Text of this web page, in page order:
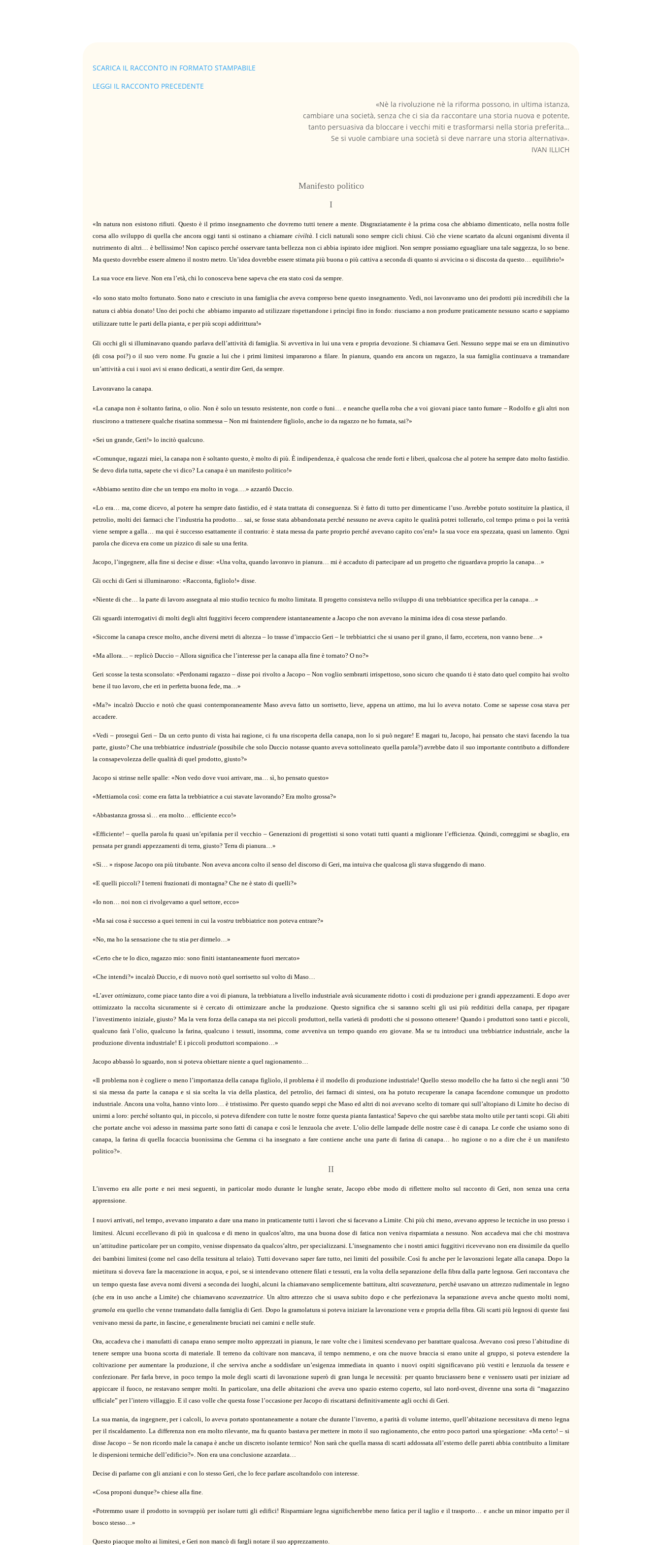
SCARICA IL RACCONTO IN FORMATO STAMPABILE
LEGGI IL RACCONTO PRECEDENTE
«Nè la rivoluzione nè la riforma possono, in ultima istanza,
cambiare una società, senza che ci sia da raccontare una storia nuova e potente,
tanto persuasiva da bloccare i vecchi miti e trasformarsi nella storia preferita…
Se si vuole cambiare una società si deve narrare una storia alternativa».
IVAN ILLICH
Manifesto politico
I
«In natura non esistono rifiuti. Questo è il primo insegnamento che dovremo tutti tenere a mente. Disgraziatamente è la prima cosa che abbiamo dimenticato, nella nostra folle
corsa allo sviluppo di quella che ancora oggi tanti si ostinano a chiamare civiltà. I cicli naturali sono sempre cicli chiusi. Ciò che viene scartato da alcuni organismi diventa il
nutrimento di altri… è bellissimo! Non capisco perché osservare tanta bellezza non ci abbia ispirato idee migliori. Non sempre possiamo eguagliare una tale saggezza, lo so bene.
Ma questo dovrebbe essere almeno il nostro metro. Un’idea dovrebbe essere stimata più buona o più cattiva a seconda di quanto si avvicina o si discosta da questo… equilibrio!»
La sua voce era lieve. Non era l’età, chi lo conosceva bene sapeva che era stato così da sempre.
«Io sono stato molto fortunato. Sono nato e cresciuto in una famiglia che aveva compreso bene questo insegnamento. Vedi, noi lavoravamo uno dei prodotti più incredibili che la
natura ci abbia donato! Uno dei pochi che abbiamo imparato ad utilizzare rispettandone i princìpi fino in fondo:riusciamo a non produrre praticamente nessuno scarto e sappiamo
utilizzare tutte le parti della pianta, e per più scopi addirittura!»
Gli occhi gli si illuminavano quando parlava dell’attività di famiglia. Si avvertiva in lui una vera e propria devozione.Si chiamava Geri. Nessuno seppe mai se era un diminutivo
(di cosa poi?) o il suo vero nome. Fu grazie a lui che i primi limitesi impararono a filare.In pianura, quando era ancora un ragazzo, la sua famiglia continuava a tramandare
un’attività a cui i suoi avi si erano dedicati, a sentir dire Geri, da sempre.
Lavoravano la canapa.
«La canapa non è soltanto farina, o olio. Non è solo un tessuto resistente, non corde o funi… e neanche quella roba che a voi giovani piace tanto fumare – Rodolfo e gli altri non
riuscirono a trattenere qualche risatina sommessa – Non mi fraintendere figliolo, anche io da ragazzo ne ho fumata, sai?»
«Sei un grande, Geri!» lo incitò qualcuno.
«Comunque, ragazzi miei, la canapa non è soltanto questo, è molto di più. È indipendenza, è qualcosa che rende forti e liberi, qualcosa che al potere ha sempre dato molto fastidio.
Se devo dirla tutta, sapete che vi dico? La canapa è un manifesto politico!»
«Abbiamo sentito dire che un tempo era molto in voga….» azzardò Duccio.
«Lo era… ma, come dicevo, al potere ha sempre dato fastidio, ed è stata trattata di conseguenza. Si è fatto di tutto per dimenticarne l’uso. Avrebbe potuto sostituire la plastica, il
petrolio, molti dei farmaci che l’industria ha prodotto… sai, se fosse stata abbandonata perché nessuno ne aveva capito le qualità potrei tollerarlo, col tempo prima o poi la verità
viene sempre a galla… ma qui è successo esattamente il contrario: è stata messa da parte proprio perché avevano capito cos’era!» la sua voce era spezzata, quasi un lamento. Ogni
parola che diceva era come un pizzico di sale su una ferita.
Jacopo, l’ingegnere, alla fine si decise e disse: «Una volta, quando lavoravo in pianura… mi è accaduto di partecipare ad un progetto che riguardava proprio la canapa…»
Gli occhi di Geri si illuminarono: «Racconta, figliolo!» disse.
«Niente di che… la parte di lavoro assegnata al mio studio tecnico fu molto limitata. Il progetto consisteva nello sviluppo di una trebbiatrice specifica per la canapa…»
Gli sguardi interrogativi di molti degli altri fuggitivi fecero comprendere istantaneamente a Jacopo che non avevano la minima idea di cosa stesse parlando.
«Siccome la canapa cresce molto, anche diversi metri di altezza – lo trasse d’impaccio Geri – le trebbiatrici che si usano per il grano, il farro, eccetera, non vanno bene…»
«Ma allora… – replicò Duccio – Allora significa che l’interesse per la canapa alla fine è tornato? O no?»
Geri scosse la testa sconsolato: «Perdonami ragazzo – disse poi rivolto a Jacopo – Non voglio sembrarti irrispettoso, sono sicuro che quando ti è stato dato quel compito hai svolto
bene il tuo lavoro, che eri in perfetta buona fede, ma…»
«Ma?» incalzò Duccio e notò che quasi contemporaneamente Maso aveva fatto un sorrisetto, lieve, appena un attimo, ma lui lo aveva notato. Come se sapesse cosa stava per
accadere.
«Vedi – proseguì Geri – Da un certo punto di vista hai ragione, ci fu una riscoperta della canapa, non lo si può negare! E magari tu, Jacopo, hai pensato che stavi facendo la tua
parte, giusto? Che una trebbiatrice industriale(possibile che solo Duccio notasse quanto aveva sottolineato quella parola?) avrebbe dato il suo importante contributo a diffondere
la consapevolezza delle qualità di quel prodotto, giusto?»
Jacopo si strinse nelle spalle: «Non vedo dove vuoi arrivare, ma… sì, ho pensato questo»
«Mettiamola così: come era fatta la trebbiatrice a cui stavate lavorando? Era molto grossa?»
«Abbastanza grossa sì… era molto… efficiente ecco!»
«Efficiente! – quella parola fu quasi un’epifania per il vecchio – Generazioni di progettisti si sono votati tutti quanti a migliorare l’efficienza. Quindi, correggimi se sbaglio, era
pensata per grandi appezzamenti di terra, giusto? Terra di pianura…»
«Sì… » rispose Jacopo ora più titubante. Non aveva ancora colto il senso del discorso di Geri, ma intuiva che qualcosa gli stava sfuggendo di mano.
«E quelli piccoli? I terreni frazionati di montagna? Che ne è stato di quelli?»
«Io non… noi non ci rivolgevamo a quel settore, ecco»
«Ma sai cosa è successo a quei terreni in cui lavostra trebbiatrice non poteva entrare?»
«No, ma ho la sensazione che tu stia per dirmelo…»
«Certo che te lo dico, ragazzo mio: sono finiti istantaneamente fuori mercato»
«Che intendi?» incalzò Duccio, e di nuovo notò quel sorrisetto sul volto di Maso…
«L’aver ottimizzato, come piace tanto dire a voi di pianura, la trebbiatura a livello industriale avrà sicuramente ridotto i costi di produzione per i grandi appezzamenti. E dopo aver
ottimizzato la raccolta sicuramente si è cercato di ottimizzare anche la produzione. Questo significa che si saranno scelti gli usi più redditizi della canapa, per ripagare
l’investimento iniziale, giusto? Ma la vera forza della canapa sta nei piccoli produttori, nella varietà di prodotti che si possono ottenere! Quando i produttori sono tanti e piccoli,
qualcuno farà l’olio, qualcuno la farina, qualcuno i tessuti, insomma, come avveniva un tempo quando ero giovane. Ma se tu introduci una trebbiatrice industriale, anche la
produzione diventa industriale! E i piccoli produttori scompaiono…»
Jacopo abbassò lo sguardo, non si poteva obiettare niente a quel ragionamento…
«Il problema non è cogliere o meno l’importanza della canapa figliolo, il problema è il modello di produzione industriale! Quello stesso modello che ha fatto sì che negli anni ’50
si sia messa da parte la canapa e si sia scelta la via della plastica, del petrolio, dei farmaci di sintesi, ora ha potuto recuperare la canapa facendone comunque un prodotto
industriale. Ancora una volta, hanno vinto loro… è tristissimo. Per questo quando seppi che Maso ed altri di noi avevano scelto di tornare qui sull’altopiano di Limite ho deciso di
unirmi a loro: perché soltanto qui, in piccolo, si poteva difendere con tutte le nostre forze questa pianta fantastica! Sapevo che qui sarebbe stata molto utile per tanti scopi. Gli abiti
che portate anche voi adesso in massima parte sono fatti di canapa e così le lenzuola che avete. L’olio delle lampade delle nostre case è di canapa. Le corde che usiamo sono di
canapa, la farina di quella focaccia buonissima che Gemma ci ha insegnato a fare contiene anche una parte di farina di canapa… ho ragione o no a dire che è un manifesto
politico?».
II
L’inverno era alle porte e nei mesiseguenti, in particolar modo durante le lunghe serate, Jacopoebbe modo di rifletteremolto sul racconto di Geri, non senzauna certa
apprensione.
I nuovi arrivati, nel tempo, avevano imparato a dare una mano in praticamente tutti i lavori che si facevano a Limite. Chi più chi meno, avevano appreso le tecniche in uso presso i
limitesi. Alcuni eccellevano di più in qualcosa e di meno in qualcos’altro, ma una buona dose di fatica non veniva risparmiata a nessuno. Non accadeva mai che chi mostrava
un’attitudine particolare per un compito, venisse dispensato da qualcos’altro, per specializzarsi. L’insegnamento che i nostri amici fuggitivi ricevevano non era dissimile da quello
dei bambini limitesi (come nel caso della tessitura al telaio). Tutti dovevano saper fare tutto, nei limiti del possibile. Così fu anche per le lavorazioni legate alla canapa. Dopo la
mietitura si doveva fare la macerazione in acqua, e poi, se si intendevano ottenere filati e tessuti, era la volta della separazione della fibra dalla parte legnosa. Geri raccontava che
un tempo questa fase aveva nomi diversi a seconda dei luoghi, alcuni la chiamavano semplicemente battitura, altriscavezzatura, perchè usavano un attrezzo rudimentale in legno
(che era in uso anche a Limite) che chiamavanoscavezzatrice. Un altro attrezzo che si usava subito dopo e che perfezionava la separazione aveva anche questo molti nomi,
gramola era quello che venne tramandato dalla famiglia di Geri. Dopo la gramolatura si poteva iniziare la lavorazione vera e propria della fibra. Gli scarti più legnosi di queste fasi
venivano messi da parte, in fascine, e generalmente bruciati nei camini e nelle stufe.
Ora, accadeva che i manufatti di canapa erano sempre molto apprezzati in pianura, le rare volte che i limitesi scendevano per barattare qualcosa. Avevano così preso l’abitudine di
tenere sempre una buona scorta di materiale. Il terreno da coltivare non mancava, il tempo nemmeno, e ora che nuove braccia si erano unite al gruppo, si poteva estendere la
coltivazione per aumentare la produzione, il che serviva anche a soddisfare un’esigenza immediata in quanto i nuovi ospiti significavano più vestiti e lenzuola da tessere e
confezionare. Per farla breve, in poco tempo la mole degli scarti di lavorazione superò di gran lunga le necessità: per quanto bruciassero bene e venissero usati per iniziare ad
appiccare il fuoco, ne restavano sempre molti. In particolare, una delle abitazioni che aveva uno spazio esterno coperto, sul lato nord-ovest, divenne una sorta di “magazzino
ufficiale” per l’intero villaggio. E il caso volle che questa fosse l’occasione per Jacopo di riscattarsi definitivamente agli occhi di Geri.
La sua mania, da ingegnere, per i calcoli, lo aveva portato spontaneamente a notare che durante l’inverno, a parità di volume interno, quell’abitazione necessitava di meno legna
per il riscaldamento. La differenza non era molto rilevante, ma fu quanto bastava per mettere in moto il suo ragionamento, che entro poco partorì una spiegazione: «Ma certo! – si
disse Jacopo – Se non ricordo male la canapa è anche un discreto isolante termico! Non sarà che quella massa di scarti addossata all’esterno delle pareti abbia contribuito a limitare
le dispersioni termiche dell’edificio?». Non era una conclusione azzardata…
Decise di parlarne con gli anziani e con lo stesso Geri, che lo fece parlare ascoltandolo con interesse.
«Cosa proponi dunque?» chiese alla fine.
«Potremmo usare il prodotto in sovrappiù per isolare tutti gli edifici! Risparmiare legna significherebbe meno fatica per il taglio e il trasporto… e anche un minor impatto per il
bosco stesso…»
Questo piacque molto ai limitesi, e Geri non mancò di fargli notare il suo apprezzamento.